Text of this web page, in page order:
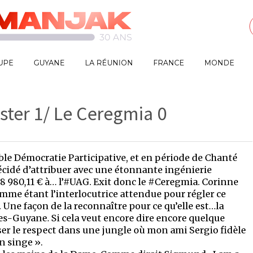
GUYANE LA RÉUNION FRANCE MONDE
1/ Le Ceregmia 0
Démocratie Participative, et en période de Chanté
d’attribuer avec une étonnante ingénierie
€ à… l’#UAG. Exit donc le #Ceregmia. Corinne
étant l’interlocutrice attendue pour régler ce
façon de la reconnaître pour ce qu’elle est…la
Guyane. Si cela veut encore dire encore quelque
le respect dans une jungle où mon ami Sergio fidèle
singe ».